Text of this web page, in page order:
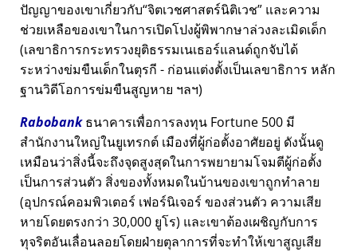
ปัญญาของเขาเกี่ยวกับ จิตเวชศาสตร์นิติเวช และความ
ช่วยเหลือของเขาในการเปิดโปงผู้พิพากษาล่วงละเมิดเด็ก
(เลขาธิการกระทรวงยุติธรรมเนเธอร์แลนด์ถูกจับได้
ระหว่างข่มขืนเด็กในตุรกี - ก่อนแต่งตั้งเป็นเลขาธิการ หลัก
ฐานวิดีโอการข่มขืนสูญหาย ฯลฯ)
Rabobankธนาคารเพื่อการลงทุน Fortune 500 มี
สำนักงานใหญ่ในยูเทรกต์ เมืองที่ผู้ก่อตั้งอาศัยอยู่ ดังนั้นดู
เหมือนว่าสิ่งนี้จะถึงจุดสูงสุดในการพยายามโจมตีผู้ก่อตั้ง
เป็นการส่วนตัว สิ่งของทั้งหมดในบ้านของเขาถูกทำลาย
(อุปกรณ์คอมพิวเตอร์ เฟอร์นิเจอร์ ของส่วนตัว ความเสีย
หายโดยตรงกว่า 30,000 ยูโร) และเขาต้องเผชิญกับการ
ทุจริตอันเลื่อนลอยโดยฝ่ายตุลาการที่จะทำให้เขาสูญเสีย